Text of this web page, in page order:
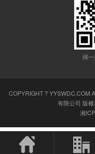
掃一
COPYRIGHT ? YYSWDC.COM
有限公司 版
湘